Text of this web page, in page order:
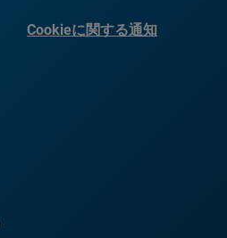
Cookieに関する通知